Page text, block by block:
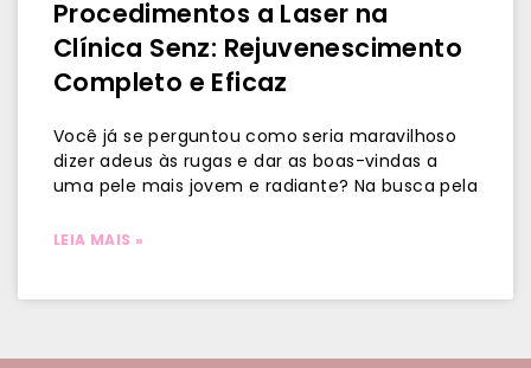
Procedimentos a Laser na
Clínica Senz: Rejuvenescimento
Completo e Eficaz
Você já se perguntou como seria maravilhoso
dizer adeus às rugas e dar as boas-vindas a
uma pele mais jovem e radiante? Na busca pela
LEIA MAIS »